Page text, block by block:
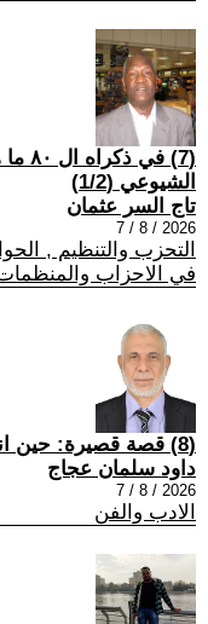
(7)
الشيوعي (1/2)
تاج السر عثمان
2026 / 8 / 7
التحزب والتنظيم ,
في الاحزاب والمنظمات
(8) قصة قصيرة: حين انحنت العصا
داود سلمان عجاج
2026 / 8 / 7
الادب والفن